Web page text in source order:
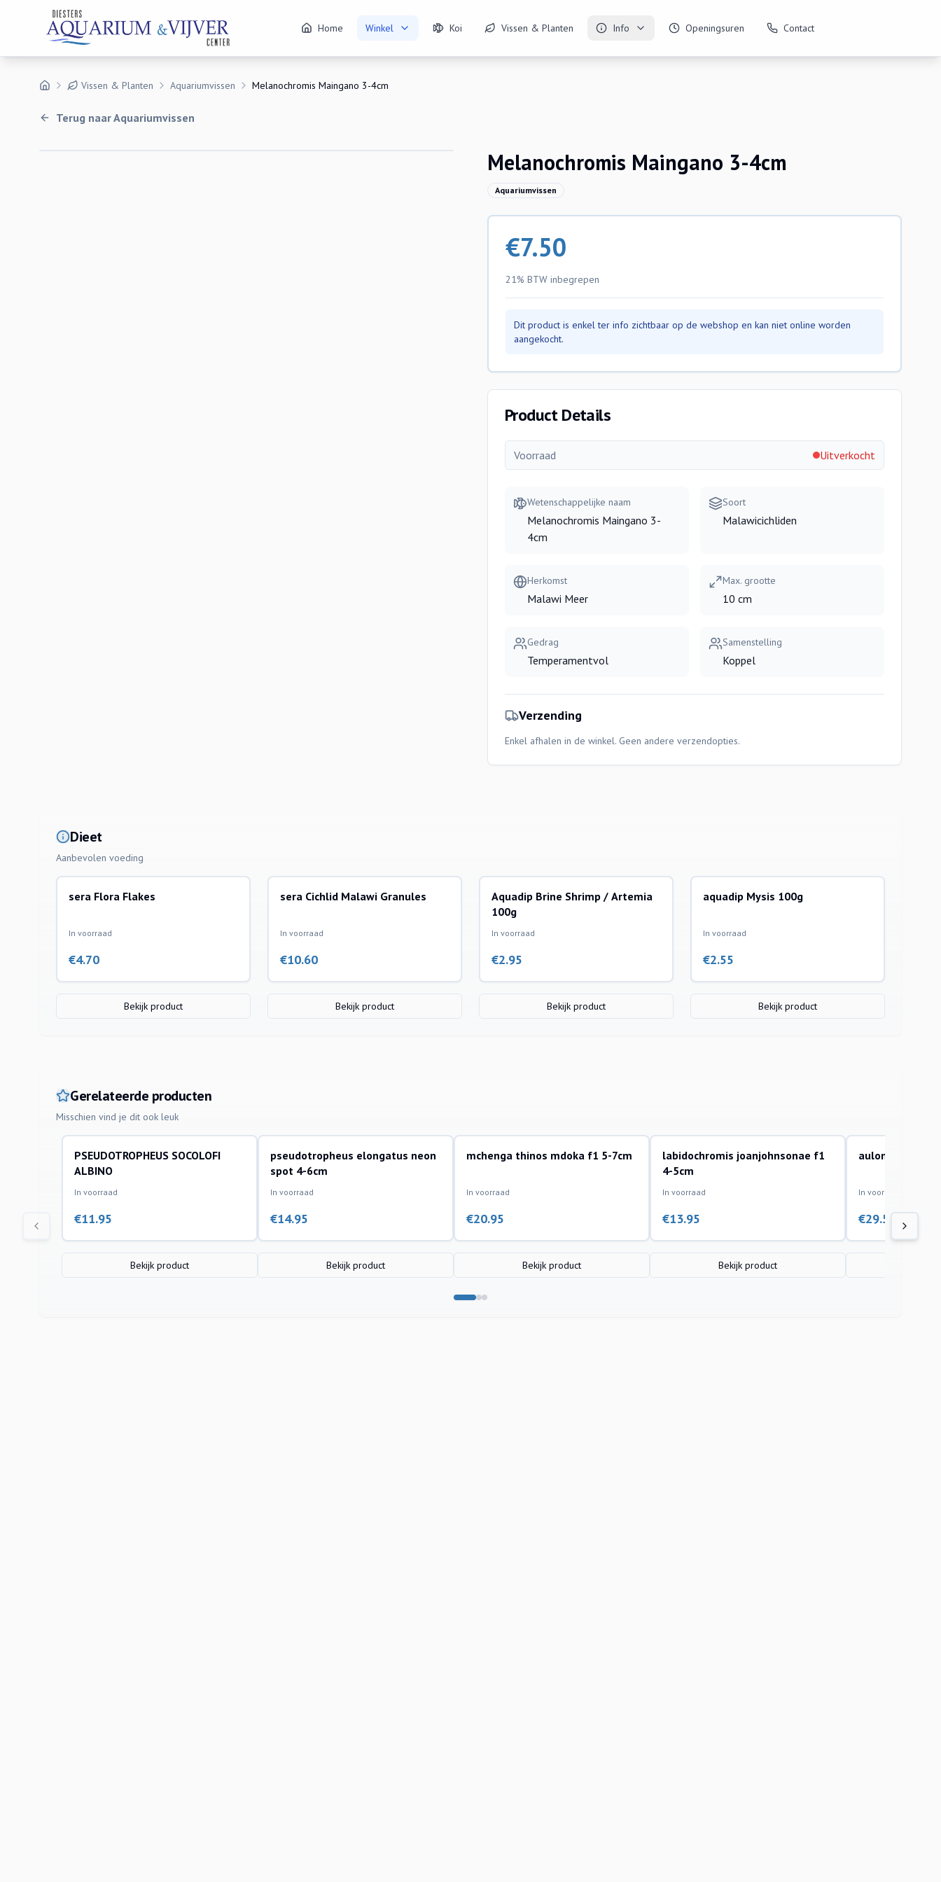
Home Winkel Koi Vissen & Planten Info Openingsuren Contact
Vissen & Planten Aquariumvissen Melanochromis Maingano 3-4cm
Terug naarAquariumvissen
Melanochromis Maingano 3-4cm
Aquariumvissen
€7.50
21% BTW inbegrepen
Dit product is enkel ter info zichtbaar op de webshop en kan niet online worden
aangekocht.
Product Details
Voorraad Uitverkocht
Wetenschappelijke naam
Melanochromis Maingano 3-
4cm
Soort
Malawicichliden
Herkomst
Malawi Meer
Max. grootte
10 cm
Gedrag
Temperamentvol
Samenstelling
Koppel
Verzending
Enkel afhalen in de winkel. Geen andere verzendopties.
Dieet
Aanbevolen voeding
sera Flora Flakes
In voorraad
€4.70
Bekijk product
sera Cichlid Malawi Granules
In voorraad
€10.60
Bekijk product
Aquadip Brine Shrimp / Artemia
100g
In voorraad
€2.95
Bekijk product
aquadip Mysis 100g
In voorraad
€2.55
Bekijk product
Gerelateerde producten
Misschien vind je dit ook leuk
aquariumvissen
PSEUDOTROPHEUS SOCOLOFI
ALBINO
In voorraad
€11.95
Bekijk product
aquariumvissen
pseudotropheus elongatus neon
spot 4-6cm
In voorraad
€14.95
Bekijk product
aquariumvissen
mchenga thinos mdoka f1 5-7cm
In voorraad
€20.95
Bekijk product
aquariumvissen
labidochromis joanjohnsonae f1
4-5cm
In voorraad
€13.95
Bekijk product
aquariumvissen
aulonocara
In voorraad
€29.50